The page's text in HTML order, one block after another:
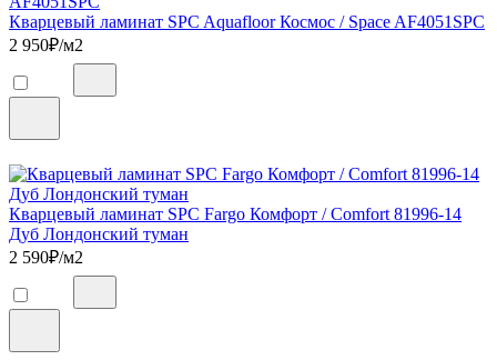
Кварцевый ламинат SPC Aquafloor Космос / Space AF4051SPC
2 950₽/м2
Кварцевый ламинат SPC Fargo Комфорт / Comfort 81996-14
Дуб Лондонский туман
2 590₽/м2